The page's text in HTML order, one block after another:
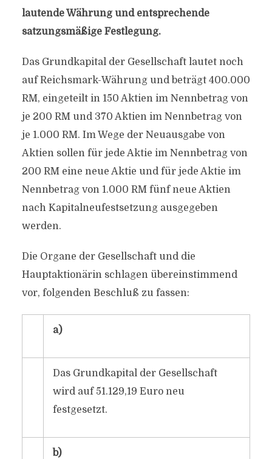
lautende Währung und entsprechende
satzungsmäßige Festlegung.
Das Grundkapital der Gesellschaft lautet noch
auf Reichsmark-Währung und beträgt 400.000
RM, eingeteilt in 150 Aktien im Nennbetrag von
je 200 RM und 370 Aktien im Nennbetrag von
je 1.000 RM. Im Wege der Neuausgabe von
Aktien sollen für jede Aktie im Nennbetrag von
200 RM eine neue Aktie und für jede Aktie im
Nennbetrag von 1.000 RM fünf neue Aktien
nach Kapitalneufestsetzung ausgegeben
werden.
Die Organe der Gesellschaft und die
Hauptaktionärin schlagen übereinstimmend
vor, folgenden Beschluß zu fassen:
a)
Das Grundkapital der Gesellschaft
wird auf 51.129,19 Euro neu
festgesetzt.
b)